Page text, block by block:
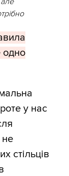
одно
у нас
не
стільців